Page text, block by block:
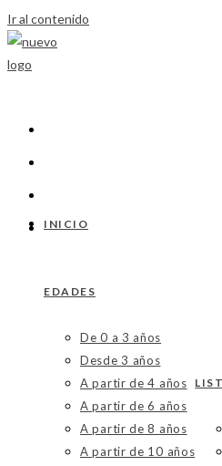
Ir al contenido
INICIO
EDADES
De 0 a 3 años
Desde 3 años
A partir de 4 años
A partir de 6 años
A partir de 8 años
A partir de 10 años